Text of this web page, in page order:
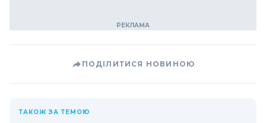
ПОДІЛИТИСЯ НОВИНОЮ
ТАКОЖ ЗА ТЕМОЮ